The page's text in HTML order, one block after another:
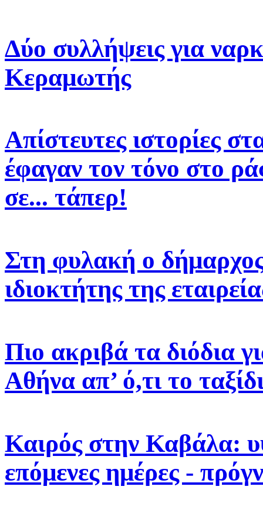
Δύο συλλήψεις για
Κεραμωτής
Απίστευτες ιστορίες
έφαγαν τον τόνο στο
σε... τάπερ!
Στη φυλακή ο
ιδιοκτήτης της
Πιο ακριβά τα διόδια
Αθήνα απ’ ό,τι το
Καιρός στην Καβάλα:
επόμενες ημέρες -